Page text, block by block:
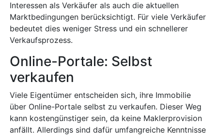
Interessen als Verkäufer als auch die aktuellen
Marktbedingungen berücksichtigt. Für viele Verkäufer
bedeutet dies weniger Stress und ein schnellerer
Verkaufsprozess.
Online-Portale: Selbst
verkaufen
Viele Eigentümer entscheiden sich, ihre Immobilie
über Online-Portale selbst zu verkaufen. Dieser Weg
kann kostengünstiger sein, da keine Maklerprovision
anfällt. Allerdings sind dafür umfangreiche Kenntnisse